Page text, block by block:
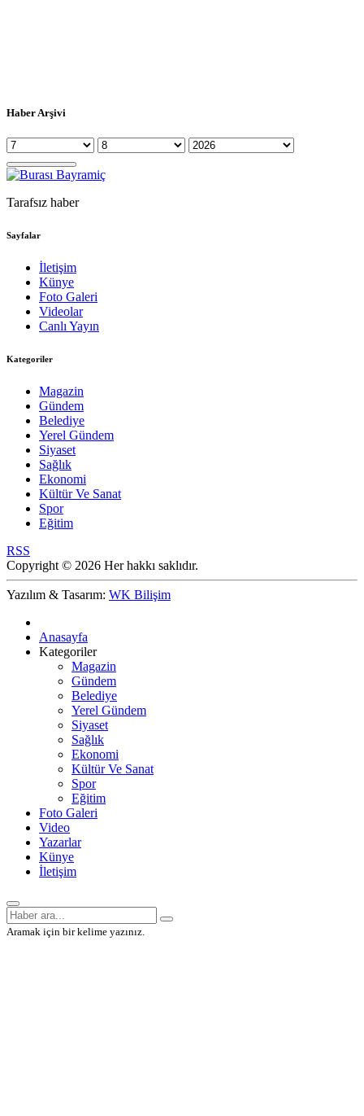
Haber Arşivi
Tarafsız haber
Sayfalar
İletişim
Künye
Foto Galeri
Videolar
Canlı Yayın
Kategoriler
Magazin
Gündem
Belediye
Yerel Gündem
Siyaset
Sağlık
Ekonomi
Kültür Ve Sanat
Spor
Eğitim
RSS
Copyright © 2026 Her hakkı saklıdır.
Yazılım & Tasarım: WK Bilişim
Anasayfa
Kategoriler
Magazin
Gündem
Belediye
Yerel Gündem
Siyaset
Sağlık
Ekonomi
Kültür Ve Sanat
Spor
Eğitim
Foto Galeri
Video
Yazarlar
Künye
İletişim
Aramak için bir kelime yazınız.